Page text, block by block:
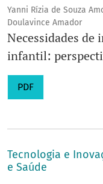
Yanni Rízia de Souza
Doulavince Amador
Necessidades de
infantil:
PDF
Tecnologia e
e Saúde